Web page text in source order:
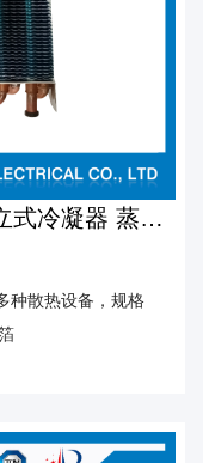
种散热设备，规格